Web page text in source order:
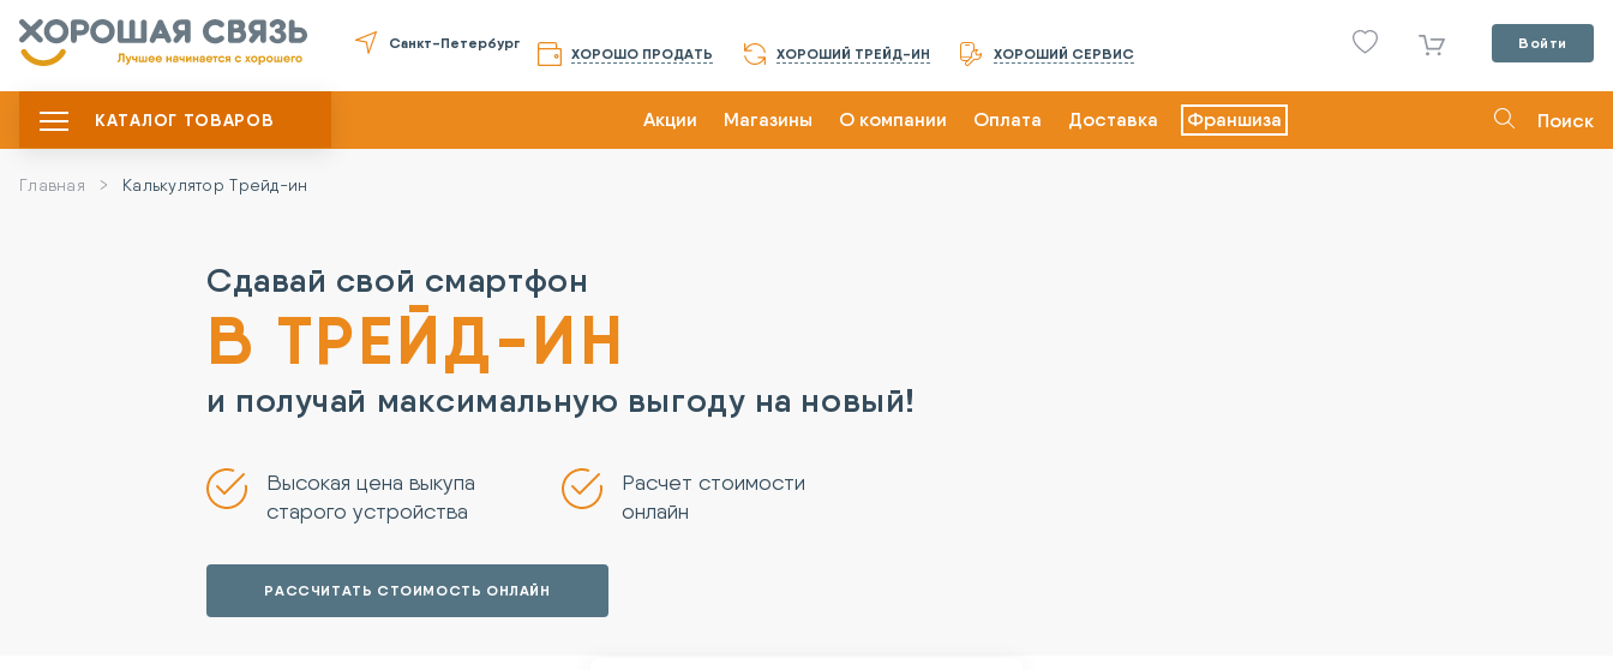
Санкт-Петербург
ХОРОШО ПРОДАТЬ ХОРОШИЙ ТРЕЙД-ИН ХОРОШИЙ СЕРВИС
Войти
КАТАЛОГ ТОВАРОВ Акции Магазины О компании Оплата Доставка Франшиза Поиск
Главная Калькулятор Трейд-ин
Сдавай свой смартфон
В ТРЕЙД-ИН
и получай максимальную выгоду на новый!
Высокая цена выкупа
старого устройства
Расчет стоимости
онлайн
РАССЧИТАТЬ СТОИМОСТЬ ОНЛАЙН